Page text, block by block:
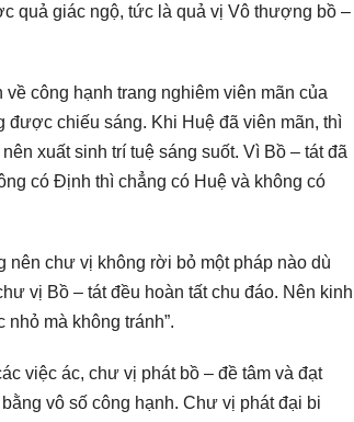
quả giác ngộ, tức là quả vị Vô thượng bồ –
công hạnh trang nghiêm viên mãn của
được chiếu sáng. Khi Huệ đã viên mãn, thì
xuất sinh trí tuệ sáng suốt. Vì Bồ – tát đã
có Định thì chẳng có Huệ và không có
nên chư vị không rời bỏ một pháp nào dù
vị Bồ – tát đều hoàn tất chu đáo. Nên kinh
mà không tránh”.
việc ác, chư vị phát bồ – đề tâm và đạt
vô số công hạnh. Chư vị phát đại bi